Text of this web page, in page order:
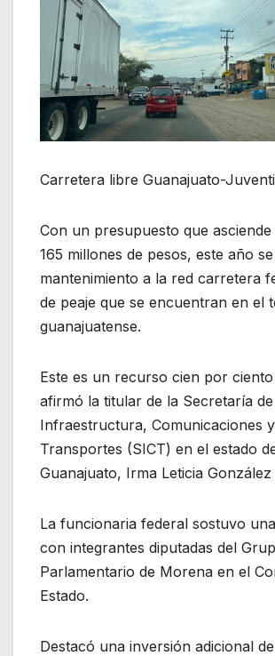
Carretera libre Guanajuato-
Con un presupuesto que
165 millones de pesos, este año
mantenimiento a la red carretera
de peaje que se encuentran en el
guanajuatense.
Este es un recurso cien por
afirmó la titular de la Secretaría de
Infraestructura, Comunicaciones y
Transportes (SICT) en el estado
Guanajuato, Irma Leticia
La funcionaria federal sostuvo
con integrantes diputadas del
Parlamentario de Morena en el
Estado.
Destacó una inversión adicional